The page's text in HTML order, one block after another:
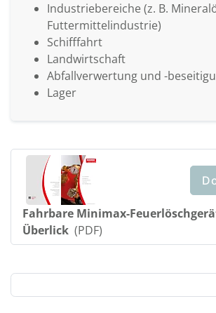
Industriebereiche (z. B.
Futtermittelindustrie)
Schifffahrt
Landwirtschaft
Abfallverwertung und -
Lager
Fahrbare Minimax-
Überlick (PDF)